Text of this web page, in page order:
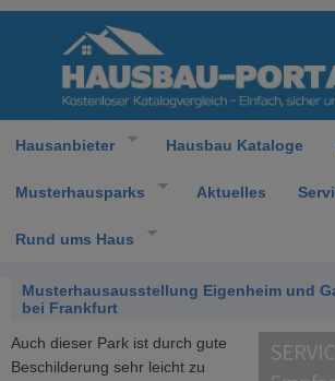
Hausanbieter Hausbau Kataloge
Musterhausparks Aktuelles
Rund ums Haus
Musterhausausstellung Eigenheim und
bei Frankfurt
Auch dieser Park ist durch gute
Beschilderung sehr leicht zu